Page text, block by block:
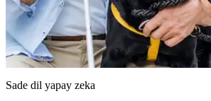
Sade dil yapay zeka